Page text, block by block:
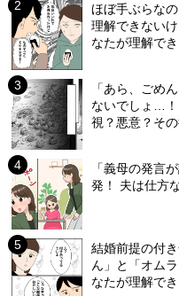
ほぼ手ぶらな
理解できない
なたが理解でき
「あら、ごめ
ないでしょ…
視？悪意？そ
「義母の発言
発！ 夫は仕方
結婚前提の付
ん」と「オム
なたが理解でき